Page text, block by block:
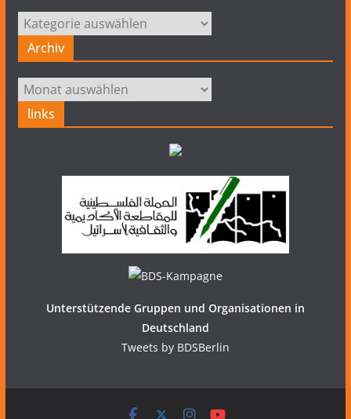
Kategorien
Archiv
Archiv
links
Unterstützende Gruppen und Organisationen in
Deutschland
Tweets by BDSBerlin